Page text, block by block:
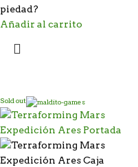
piedad?
Añadir al carrito
Sold out